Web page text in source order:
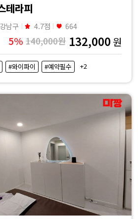
테라피
남구 4.7점 664
5% 140,000원 132,000 원
#와이파이 #예약필수 +2